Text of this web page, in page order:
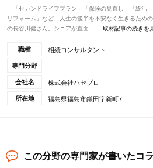
「セカンドライフプラン」「保険の見直し」「終活
リフォーム」など、人生の後半を不安なく生きるため
の長谷川健さん。シニアが直面...
取材記事の続きを
職種 相続コンサルタント
専門分野
会社名 株式会社ハセプロ
所在地 福島県福島市鎌田字新町7
この分野の専門家が書いたコ